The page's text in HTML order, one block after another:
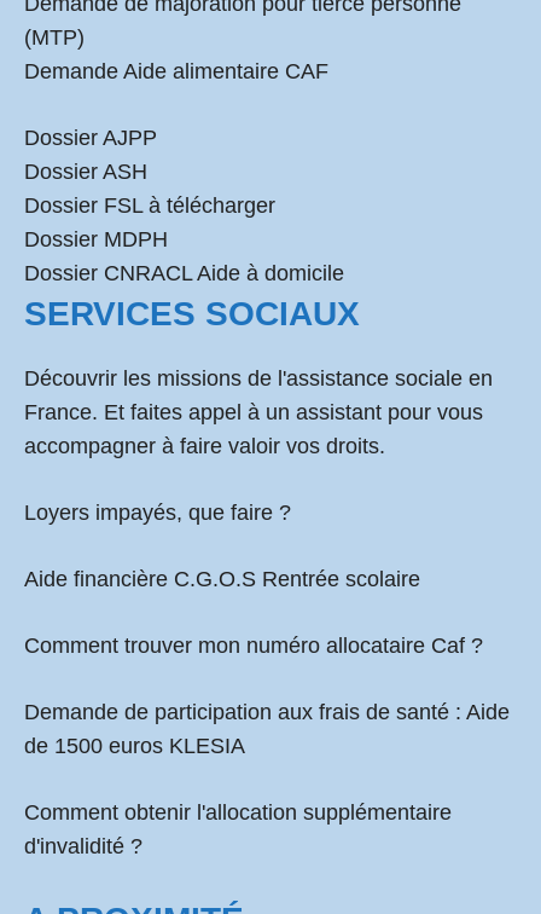
(MTP)
Demande Aide alimentaire CAF
Dossier AJPP
Dossier ASH
Dossier FSL à télécharger
Dossier MDPH
Dossier CNRACL Aide à domicile
SERVICES SOCIAUX
Découvrir les missions de l'assistance sociale en
France. Et faites appel à un assistant pour vous
accompagner à faire valoir vos droits.
Loyers impayés, que faire ?
Aide financière C.G.O.S Rentrée scolaire
Comment trouver mon numéro allocataire Caf ?
Demande de participation aux frais de santé : Aide
de 1500 euros KLESIA
Comment obtenir l'allocation supplémentaire
d'invalidité ?